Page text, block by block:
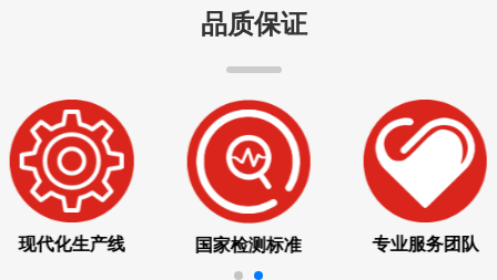
品质保证
现代化生产线 国家检测标准 专业服务团队